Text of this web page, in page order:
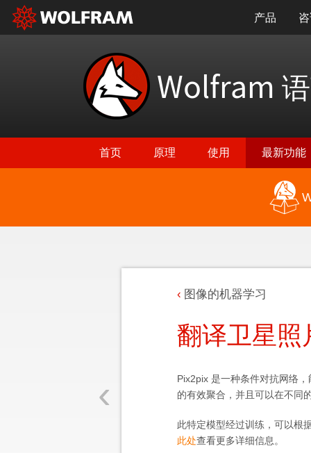
产品
Wolfram
首页 原理 使用 最新功能
‹
图像的机器学习
翻译卫星照
Pix2pix 是一种条件对抗网络
的有效聚合，并且可以在不同
此特定模型经过训练，可以根
此处查看更多详细信息。